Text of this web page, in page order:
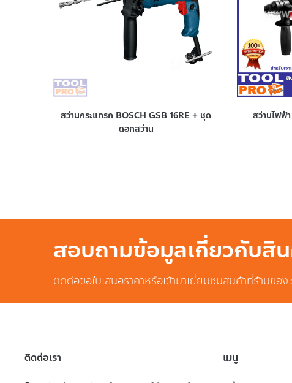
สว่านกระแทรก BOSCH GSB 16RE + ชุด
ดอกสว่าน
สว่านไฟฟ้
สอบถามข้อมูลเกี่ยวกับสิ
ติดต่อขอใบเสนอราคาหรือเข้ามาเยี่ยมชมสินค้าที่ร้านขอ
ติดต่อเรา เมนู